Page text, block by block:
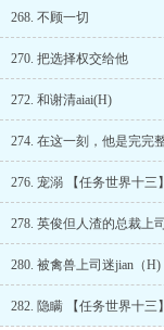
268. 不顾一切
270. 把选择权交给他
272. 和谢清aiai(H)
276. 宠溺 【任务世界十三】
282. 隐瞒 【任务世界十三】